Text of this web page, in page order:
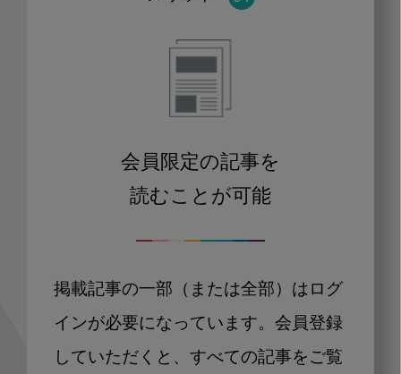
会員限定の記事を
読むことが可能
掲載記事の一部（または全部）はログ
インが必要になっています。会員登録
していただくと、すべての記事をご覧